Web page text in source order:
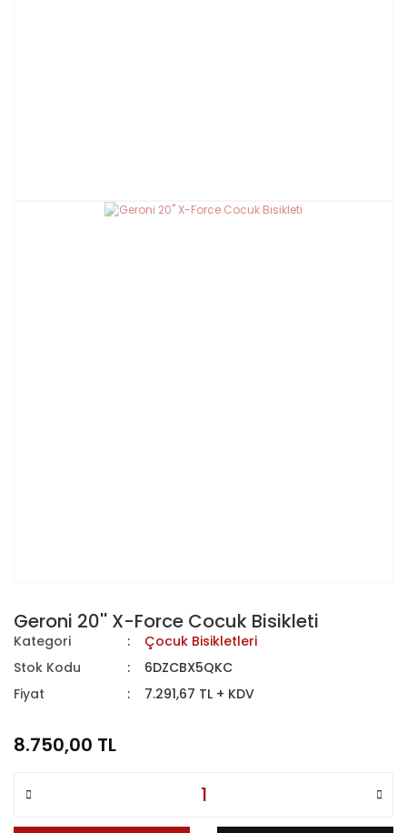
Geroni 20'' X-Force Cocuk Bisikleti
Kategori
Çocuk Bisikletleri
Stok Kodu
6DZCBX5QKC
Fiyat
7.291,67 TL + KDV
8.750,00 TL